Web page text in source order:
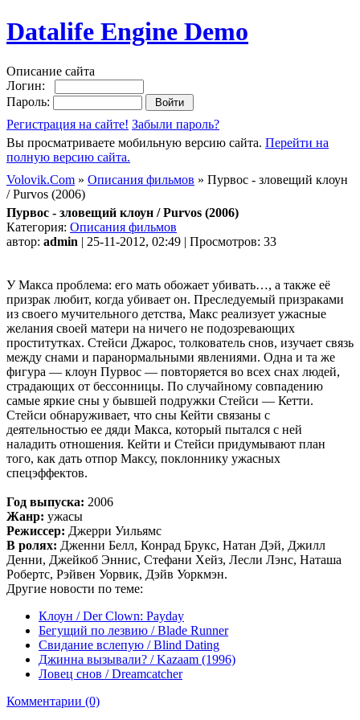
Datalife Engine Demo
Описание сайта
Логин:
Пароль:
Регистрация на сайте! Забыли пароль?
Вы просматриваете мобильную версию сайта. Перейти на
полную версию сайта.
Volovik.Com » Описания фильмов » Пурвос - зловещий клоун
/ Purvos (2006)
Пурвос - зловещий клоун / Purvos (2006)
Категория: Описания фильмов
автор: admin | 25-11-2012, 02:49 | Просмотров: 33
У Макса проблема: его мать обожает убивать…, а также её
призрак любит, когда убивает он. Преследуемый призраками
из своего мучительного детства, Макс реализует ужасные
желания своей матери на ничего не подозревающих
проститутках. Стейси Джарос, толкователь снов, изучает связь
между снами и паранормальными явлениями. Одна и та же
фигура — клоун Пурвос — повторяется во всех снах людей,
страдающих от бессонницы. По случайному совпадению
самые яркие сны у бывшей подружки Стейси — Кетти.
Стейси обнаруживает, что сны Кейти связаны с
деятельностью ее дяди Макса, который пытался с ней
наладить отношения. Кейти и Стейси придумывают план
того, как дать отпор Максу, поклоннику ужасных
спецэффектов.
Год выпуска: 2006
Жанр: ужасы
Режиссер: Джерри Уильямс
В ролях: Дженни Белл, Конрад Брукс, Натан Дэй, Джилл
Денни, Джейкоб Эннис, Стефани Хейз, Лесли Лэнс, Наташа
Робертс, Рэйвен Уорвик, Дэйв Уоркмэн.
Другие новости по теме:
Клоун / Der Clown: Payday
Бегущий по лезвию / Blade Runner
Свидание вслепую / Blind Dating
Джинна вызывали? / Kazaam (1996)
Ловец снов / Dreamcatcher
Комментарии (0)